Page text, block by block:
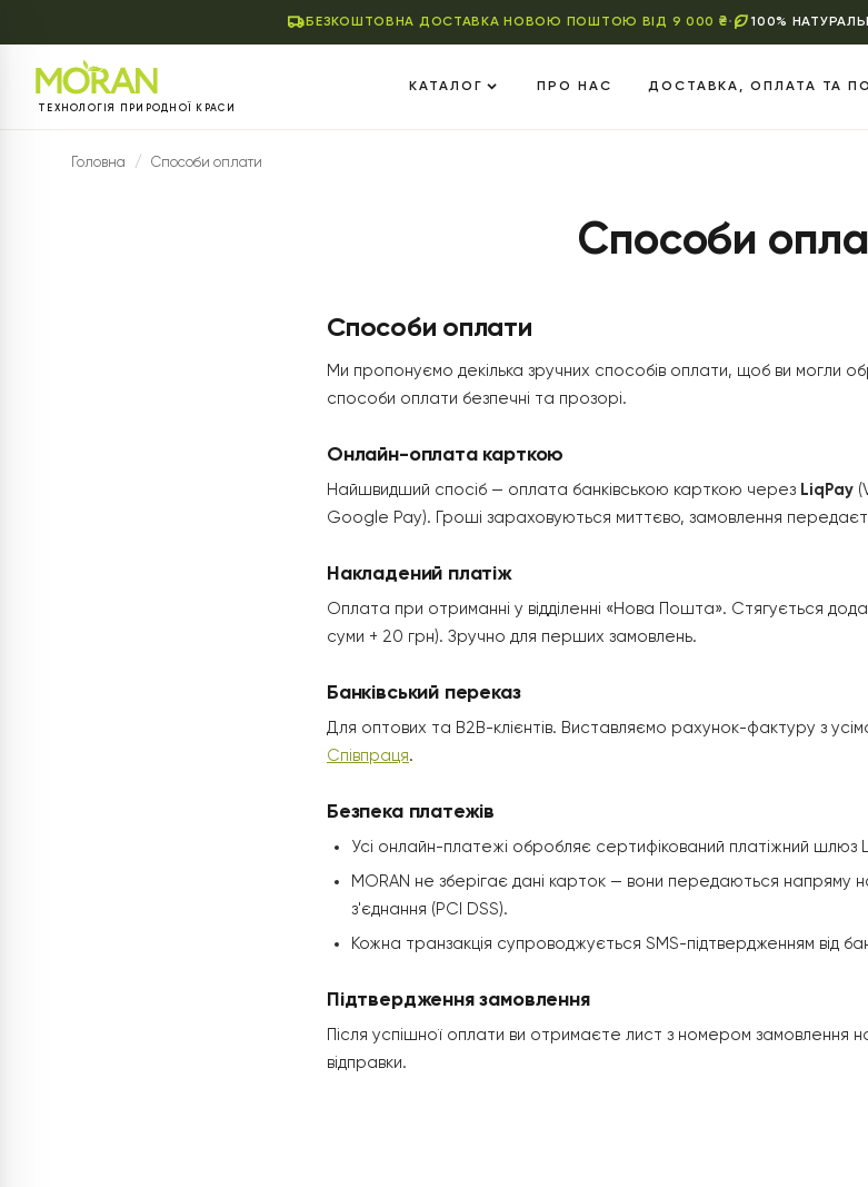
БЕЗКОШТОВНА ДОСТАВКА НОВОЮ ПОШТОЮ ВІД 9 000 ₴• 100%
ТЕХНОЛОГІЯ ПРИРОДНОЇ КРАСИ
КАТАЛОГ ПРО НАС ДОСТАВКА, ОПЛАТА ТА
Головна / Способи оплати
Способи
Способи оплати
Ми пропонуємо декілька зручних способів оплати, щоб ви могли
способи оплати безпечні та прозорі.
Онлайн-оплата карткою
Найшвидший спосіб — оплата банківською карткою через LiqPay
Google Pay). Гроші зараховуються миттєво, замовлення
Накладений платіж
Оплата при отриманні у відділенні «Нова Пошта». Стягується
суми + 20 грн). Зручно для перших замовлень.
Банківський переказ
Для оптових та B2B-клієнтів. Виставляємо рахунок-фактуру з
Співпраця.
Безпека платежів
Усі онлайн-платежі обробляє сертифікований платіжний шлюз
MORAN не зберігає дані карток — вони передаються
з'єднання (PCI DSS).
Кожна транзакція супроводжується SMS-підтвердженням від
Підтвердження замовлення
Після успішної оплати ви отримаєте лист з номером замовлення
відправки.